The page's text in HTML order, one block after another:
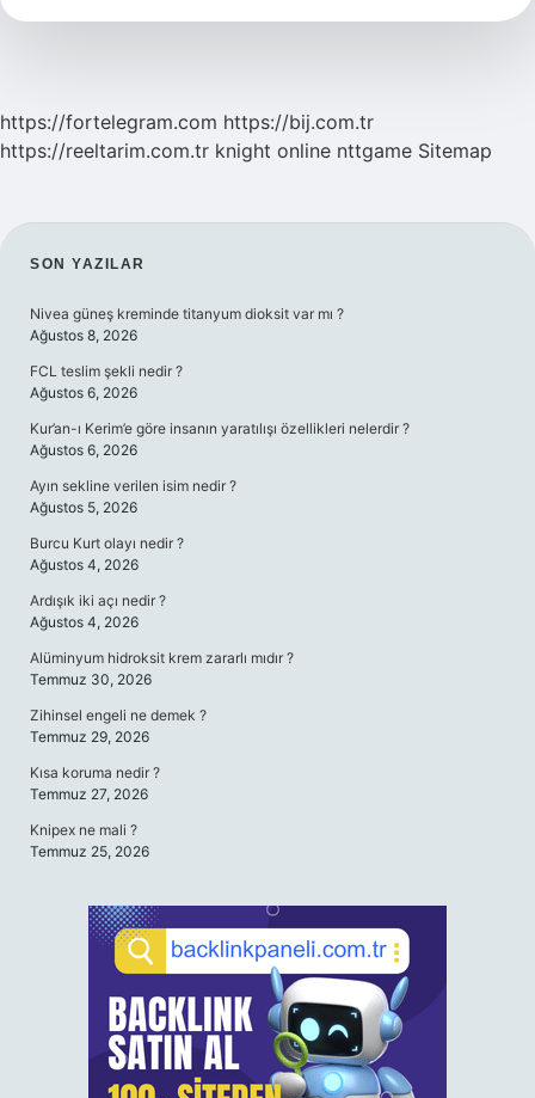
https://fortelegram.com https://bij.com.tr
https://reeltarim.com.tr knight online nttgame Sitemap
SIDEBAR
SON YAZILAR
Nivea güneş kreminde titanyum dioksit var mı ?
Ağustos 8, 2026
FCL teslim şekli nedir ?
Ağustos 6, 2026
Kur’an-ı Kerim’e göre insanın yaratılışı özellikleri nelerdir ?
Ağustos 6, 2026
Ayın sekline verilen isim nedir ?
Ağustos 5, 2026
Burcu Kurt olayı nedir ?
Ağustos 4, 2026
Ardışık iki açı nedir ?
Ağustos 4, 2026
Alüminyum hidroksit krem zararlı mıdır ?
Temmuz 30, 2026
Zihinsel engeli ne demek ?
Temmuz 29, 2026
Kısa koruma nedir ?
Temmuz 27, 2026
Knipex ne mali ?
Temmuz 25, 2026